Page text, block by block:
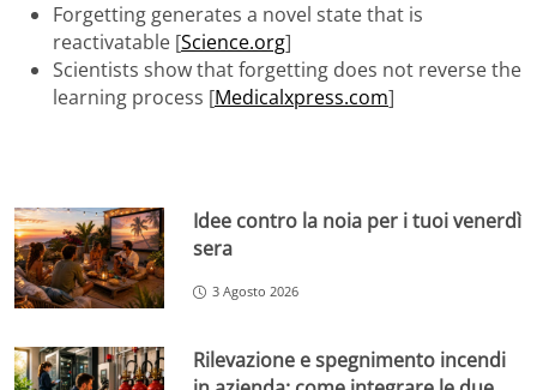
Forgetting generates a novel state that is
reactivatable [Science.org]
Scientists show that forgetting does not reverse the
learning process [Medicalxpress.com]
Idee contro la noia per i tuoi venerdì
sera
3 Agosto 2026
Rilevazione e spegnimento incendi